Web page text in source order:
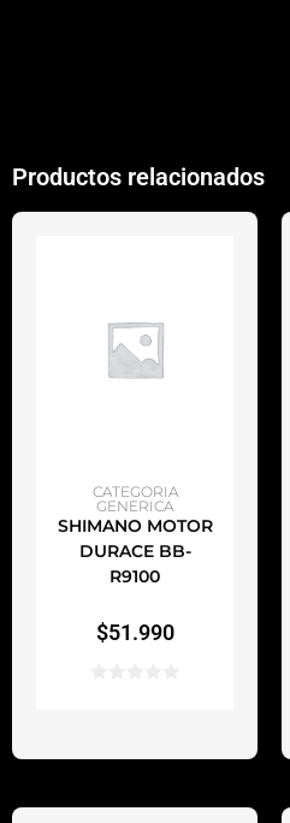
Productos relacionados
AÑADIR AL CARRITO
CATEGORIA
GENERICA
SHIMANO MOTOR
DURACE BB-
R9100
$51.990